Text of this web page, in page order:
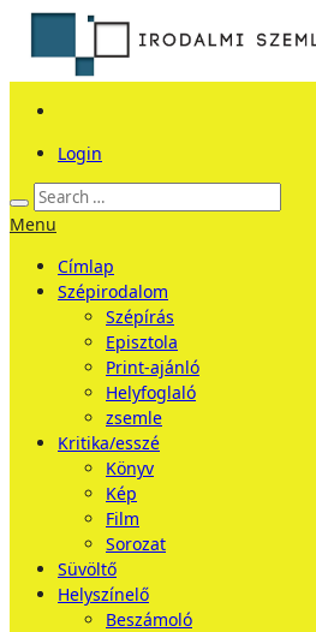
Login
Menu
Címlap
Szépirodalom
Szépírás
Episztola
Print-ajánló
Helyfoglaló
zsemle
Kritika/esszé
Könyv
Kép
Film
Sorozat
Süvöltő
Helyszínelő
Beszámoló